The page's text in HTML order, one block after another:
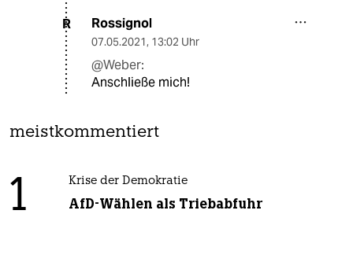
R Rossignol
07.05.2021, 13:02 Uhr
@Weber:
Anschließe mich!
meistkommentiert
1 Krise der Demokratie
AfD-Wählen als Triebabfuhr